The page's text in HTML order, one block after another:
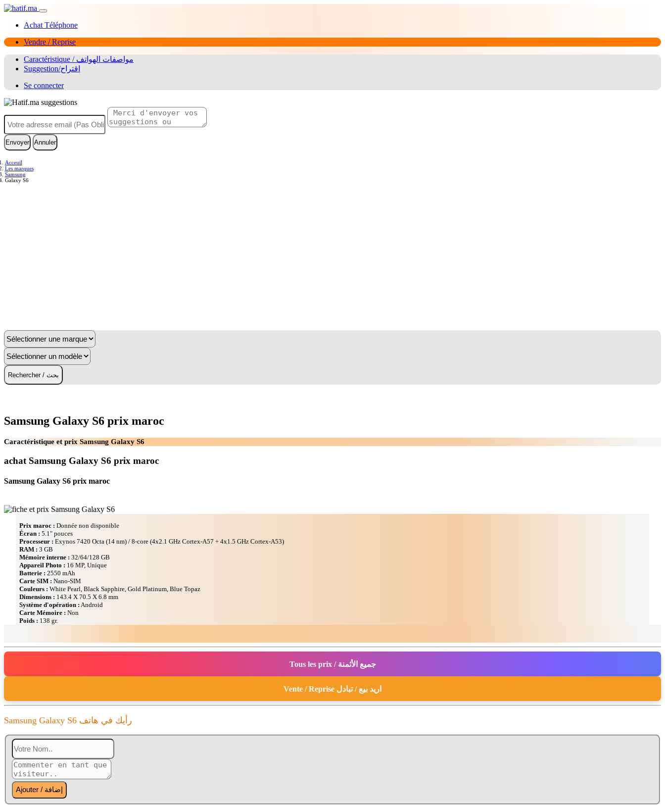
Achat Téléphone
Vendre / Reprise
Caractéristique / مواصفات الهواتف
Suggestion/اقتراح
Se connecter
Envoyer Annuler
Acceuil
Les marques
Samsung
Galaxy S6
Rechercher / بحث
Samsung Galaxy S6 prix maroc
Caractéristique et prix Samsung Galaxy S6
achat Samsung Galaxy S6 prix maroc
Samsung Galaxy S6 prix maroc
Prix maroc : Donnée non disponible
Écran : 5.1" pouces
Processeur : Exynos 7420 Octa (14 nm) / 8-core (4x2.1 GHz Cortex-A57 + 4x1.5 GHz Cortex-A53)
RAM : 3 GB
Mémoire interne : 32/64/128 GB
Appareil Photo : 16 MP, Unique
Batterie : 2550 mAh
Carte SIM : Nano-SIM
Couleurs : White Pearl, Black Sapphire, Gold Platinum, Blue Topaz
Dimensions : 143.4 Х 70.5 Х 6.8 mm
Système d'opération : Android
Carte Mémoire : Non
Poids : 138 gr.
Tous les prix / جميع الأثمنة
Vente / Reprise اريد بيع / تبادل
Samsung Galaxy S6 رأيك في هاتف